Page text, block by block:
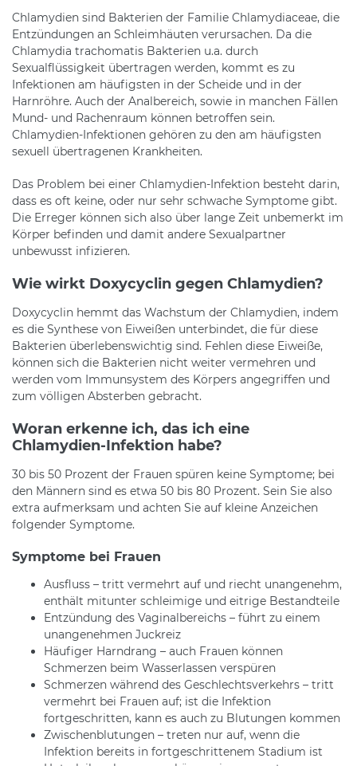
Chlamydien sind Bakterien der Familie Chlamydiaceae, die
Entzündungen an Schleimhäuten verursachen. Da die
Chlamydia trachomatis Bakterien u.a. durch
Sexualflüssigkeit übertragen werden, kommt es zu
Infektionen am häufigsten in der Scheide und in der
Harnröhre. Auch der Analbereich, sowie in manchen Fällen
Mund- und Rachenraum können betroffen sein.
Chlamydien-Infektionen gehören zu den am häufigsten
sexuell übertragenen Krankheiten.
Das Problem bei einer Chlamydien-Infektion besteht darin,
dass es oft keine, oder nur sehr schwache Symptome gibt.
Die Erreger können sich also über lange Zeit unbemerkt im
Körper befinden und damit andere Sexualpartner
unbewusst infizieren.
Wie wirkt Doxycyclin gegen Chlamydien?
Doxycyclin hemmt das Wachstum der Chlamydien, indem
es die Synthese von Eiweißen unterbindet, die für diese
Bakterien überlebenswichtig sind. Fehlen diese Eiweiße,
können sich die Bakterien nicht weiter vermehren und
werden vom Immunsystem des Körpers angegriffen und
zum völligen Absterben gebracht.
Woran erkenne ich, das ich eine
Chlamydien-Infektion habe?
30 bis 50 Prozent der Frauen spüren keine Symptome; bei
den Männern sind es etwa 50 bis 80 Prozent. Sein Sie also
extra aufmerksam und achten Sie auf kleine Anzeichen
folgender Symptome.
Symptome bei Frauen
Ausfluss – tritt vermehrt auf und riecht unangenehm,
enthält mitunter schleimige und eitrige Bestandteile
Entzündung des Vaginalbereichs – führt zu einem
unangenehmen Juckreiz
Häufiger Harndrang – auch Frauen können
Schmerzen beim Wasserlassen verspüren
Schmerzen während des Geschlechtsverkehrs – tritt
vermehrt bei Frauen auf; ist die Infektion
fortgeschritten, kann es auch zu Blutungen kommen
Zwischenblutungen – treten nur auf, wenn die
Infektion bereits in fortgeschrittenem Stadium ist